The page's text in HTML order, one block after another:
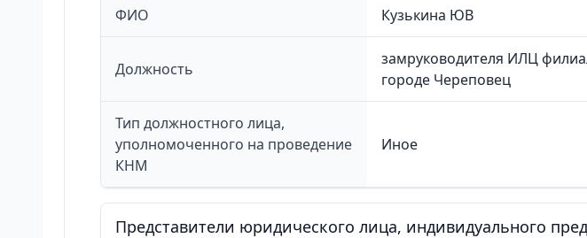
ФИО Кузькина ЮВ
Должность
замруководителя ИЛЦ
городе Череповец
Тип должностного лица,
уполномоченного на проведение
КНМ
Иное
Представители юридического лица, индивидуального